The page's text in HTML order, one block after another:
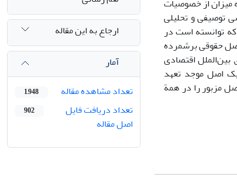
میزان از خصوصیات
توصیفی و تحلیلی
توانسته است در
حقوقی برشمرده
اقتصادی
یک اصل موجد تعهد
مزبور را در همة
ارجاع به این مقاله
آمار
تعداد مشاهده مقاله
1,948
تعداد دریافت فایل
اصل مقاله
902